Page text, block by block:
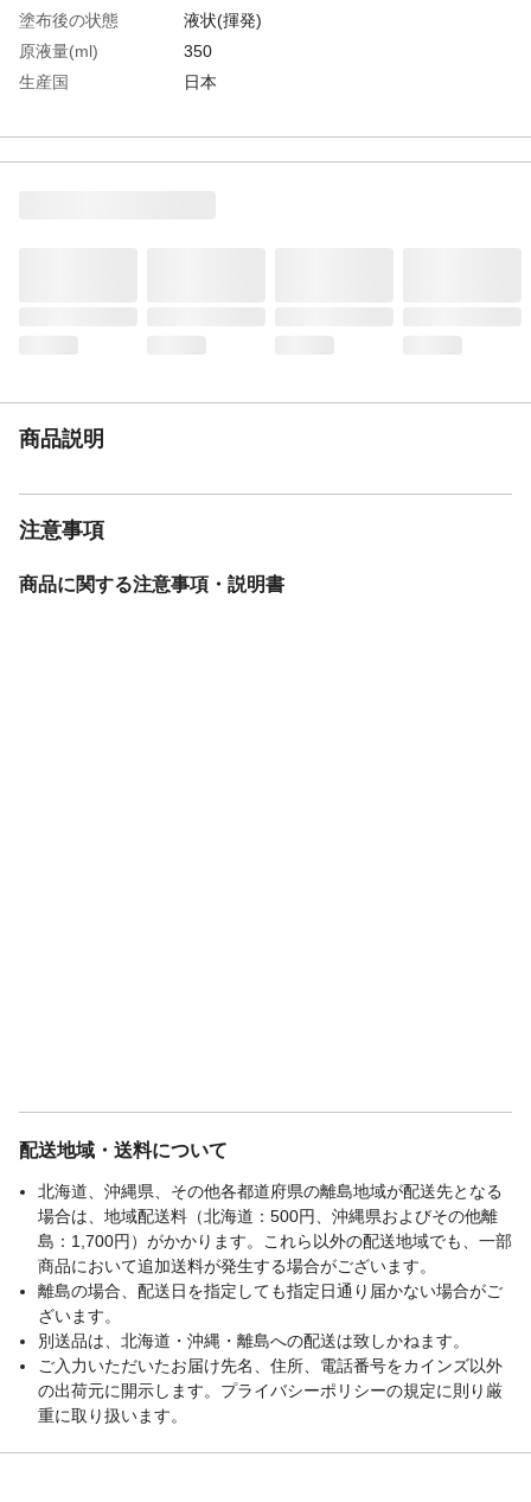
塗布後の状態
液状(揮発)
原液量(ml)
350
生産国
日本
材質1
主成分:溶剤
商品説明
注意事項
商品に関する注意事項・説明書
配送地域・送料について
北海道、沖縄県、その他各都道府県の離島地域が配送先となる
場合は、地域配送料（北海道：500円、沖縄県およびその他離
島：1,700円）がかかります。これら以外の配送地域でも、一部
商品において追加送料が発生する場合がございます。
離島の場合、配送日を指定しても指定日通り届かない場合がご
ざいます。
別送品は、北海道・沖縄・離島への配送は致しかねます。
ご入力いただいたお届け先名、住所、電話番号をカインズ以外
の出荷元に開示します。プライバシーポリシーの規定に則り厳
重に取り扱います。